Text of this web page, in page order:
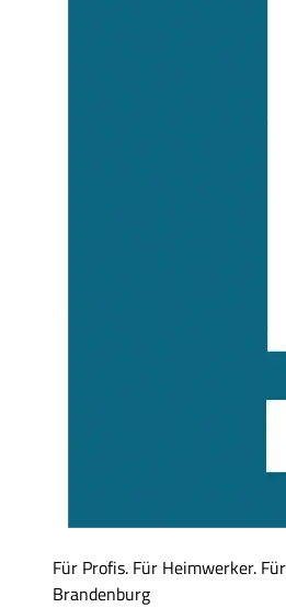
Für Profis. Für Heimwerker.
Brandenburg